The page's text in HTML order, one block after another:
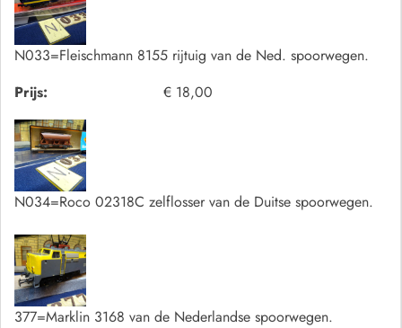
N033=Fleischmann 8155 rijtuig van de Ned. spoorwegen.
Prijs:
€ 18,00
N034=Roco 02318C zelflosser van de Duitse spoorwegen.
377=Marklin 3168 van de Nederlandse spoorwegen.